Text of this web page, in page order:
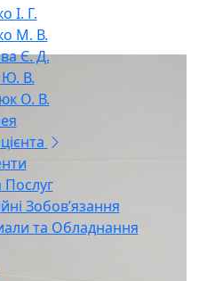
І. Г.
М. В.
Є. Д.
Ю. В.
О. В.
Зобов’язання
та Обладнання